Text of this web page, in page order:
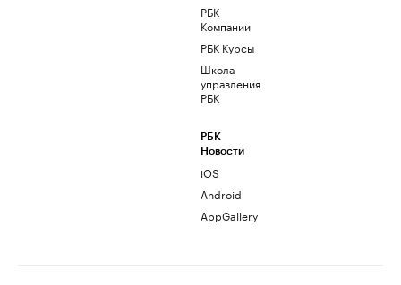
РБК
Компании
РБК Курсы
Школа
управления
РБК
РБК
Новости
iOS
Android
AppGallery